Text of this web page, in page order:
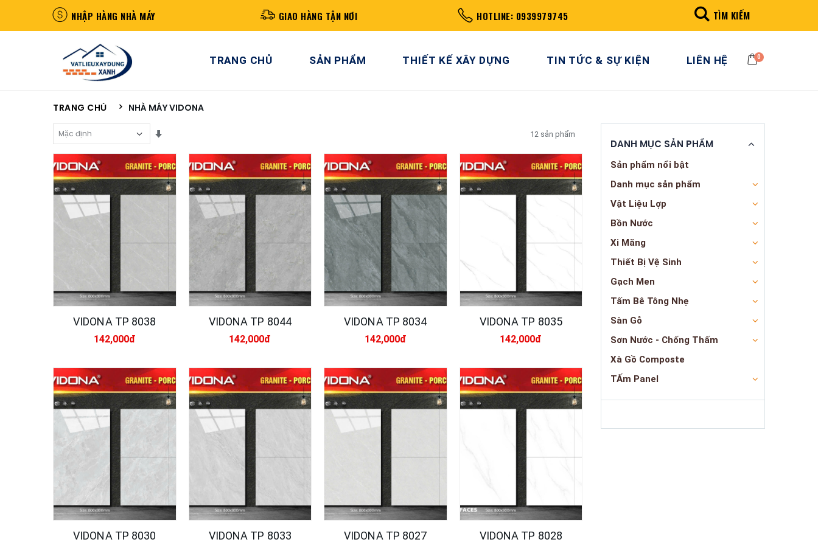
NHẬP HÀNG NHÀ MÁY GIAO HÀNG TẬN NƠI HOTLINE: 0939979745 TÌM KIẾM
TRANG CHỦ SẢN PHẨM THIẾT KẾ XÂY DỰNG TIN TỨC & SỰ KIỆN LIÊN HỆ 0
TRANG CHỦ NHÀ MÁY VIDONA
Sắp Xếp Theo 12 sản phẩm
VIDONA TP 8038
142,000đ
VIDONA TP 8044
142,000đ
VIDONA TP 8034
142,000đ
VIDONA TP 8035
142,000đ
VIDONA TP 8030 VIDONA TP 8033 VIDONA TP 8027 VIDONA TP 8028
DANH MỤC SẢN PHẨM
Sản phẩm nổi bật
Danh mục sản phẩm
Vật Liệu Lợp
Bồn Nước
Xi Măng
Thiết Bị Vệ Sinh
Gạch Men
Tấm Bê Tông Nhẹ
Sàn Gỗ
Sơn Nước - Chống Thấm
Xà Gồ Composte
TẤm Panel